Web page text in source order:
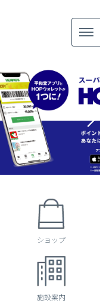
ショップ
施設案内